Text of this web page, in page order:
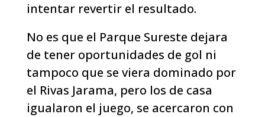
intentar revertir el resultado.
No es que el Parque Sureste dejara
de tener oportunidades de gol ni
tampoco que se viera dominado por
el Rivas Jarama, pero los de casa
igualaron el juego, se acercaron con